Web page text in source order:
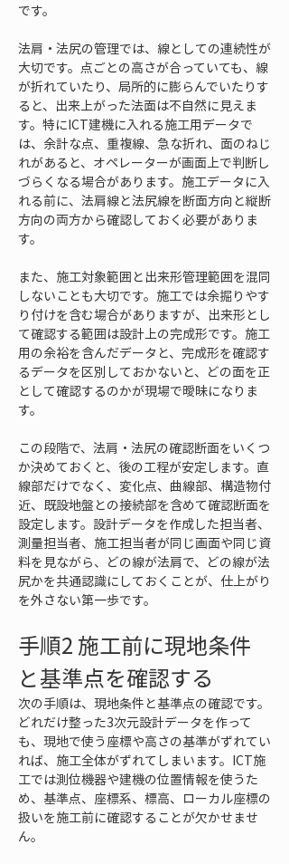
です。
法肩・法尻の管理では、線としての連続性が
大切です。点ごとの高さが合っていても、線
が折れていたり、局所的に膨らんでいたりす
ると、出来上がった法面は不自然に見えま
す。特にICT建機に入れる施工用データで
は、余計な点、重複線、急な折れ、面のねじ
れがあると、オペレーターが画面上で判断し
づらくなる場合があります。施工データに入
れる前に、法肩線と法尻線を断面方向と縦断
方向の両方から確認しておく必要がありま
す。
また、施工対象範囲と出来形管理範囲を混同
しないことも大切です。施工では余掘りやす
り付けを含む場合がありますが、出来形とし
て確認する範囲は設計上の完成形です。施工
用の余裕を含んだデータと、完成形を確認す
るデータを区別しておかないと、どの面を正
として確認するのかが現場で曖昧になりま
す。
この段階で、法肩・法尻の確認断面をいくつ
か決めておくと、後の工程が安定します。直
線部だけでなく、変化点、曲線部、構造物付
近、既設地盤との接続部を含めて確認断面を
設定します。設計データを作成した担当者、
測量担当者、施工担当者が同じ画面や同じ資
料を見ながら、どの線が法肩で、どの線が法
尻かを共通認識にしておくことが、仕上がり
を外さない第一歩です。
手順2 施工前に現地条件
と基準点を確認する
次の手順は、現地条件と基準点の確認です。
どれだけ整った3次元設計データを作って
も、現地で使う座標や高さの基準がずれてい
れば、施工全体がずれてしまいます。ICT施
工では測位機器や建機の位置情報を使うた
め、基準点、座標系、標高、ローカル座標の
扱いを施工前に確認することが欠かせませ
ん。